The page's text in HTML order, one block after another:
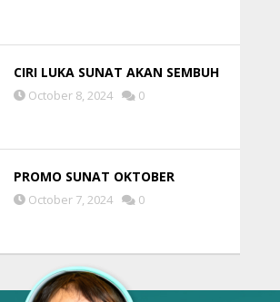
CIRI LUKA SUNAT AKAN SEMBUH
October 8, 2024 0
PROMO SUNAT OKTOBER
October 7, 2024 0